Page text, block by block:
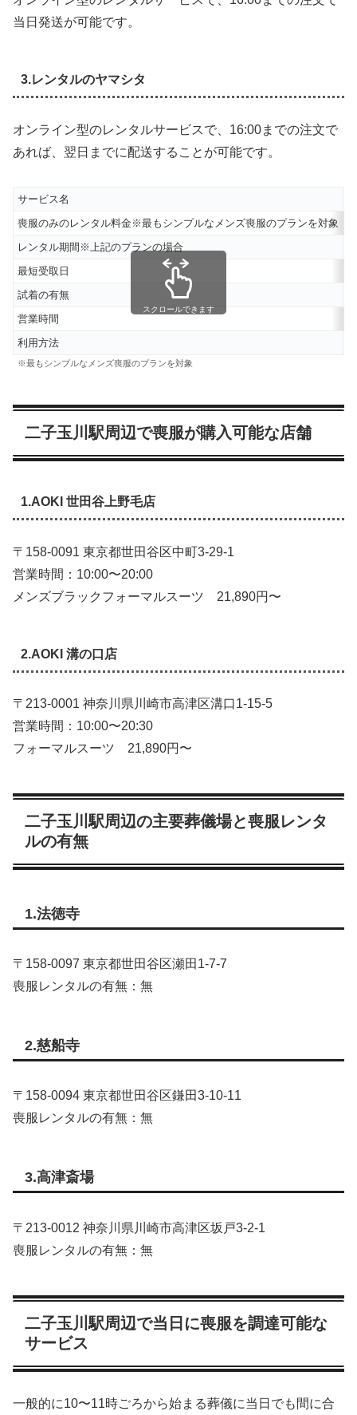
当日発送が可能です。
3.レンタルのヤマシタ
オンライン型のレンタルサービスで、16:00までの注文で
あれば、翌日までに配送することが可能です。
サービス名
喪服のみのレンタル料金※最もシンプルなメンズ喪服のプランを対象
レンタル期間※上記のプランの場合
最短受取日
試着の有無
営業時間
利用方法
スクロールできます
※最もシンプルなメンズ喪服のプランを対象
二子玉川駅周辺で喪服が購入可能な店舗
1.AOKI 世田谷上野毛店
〒158‑0091 東京都世田谷区中町3‑29‑1
営業時間：10:00〜20:00
メンズブラックフォーマルスーツ 21,890円〜
2.AOKI 溝の口店
〒213‑0001 神奈川県川崎市高津区溝口1‑15‑5
営業時間：10:00〜20:30
フォーマルスーツ 21,890円〜
二子玉川駅周辺の主要葬儀場と喪服レンタ
ルの有無
1.法徳寺
〒158‑0097 東京都世田谷区瀬田1‑7‑7
喪服レンタルの有無：無
2.慈船寺
〒158‑0094 東京都世田谷区鎌田3‑10‑11
喪服レンタルの有無：無
3.高津斎場
〒213‑0012 神奈川県川崎市高津区坂戸3‑2‑1
喪服レンタルの有無：無
二子玉川駅周辺で当日に喪服を調達可能な
サービス
一般的に10〜11時ごろから始まる葬儀に当日でも間に合